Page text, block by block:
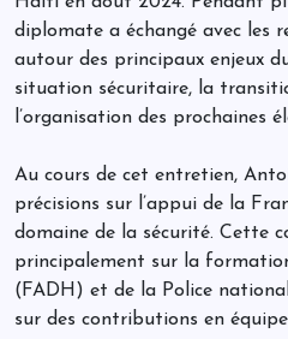
diplomate a échangé avec les
autour des principaux enjeux
situation sécuritaire, la
l’organisation des prochaines
Au cours de cet entretien,
précisions sur l’appui de la
domaine de la sécurité. Cette
principalement sur la
(FADH) et de la Police
sur des contributions en